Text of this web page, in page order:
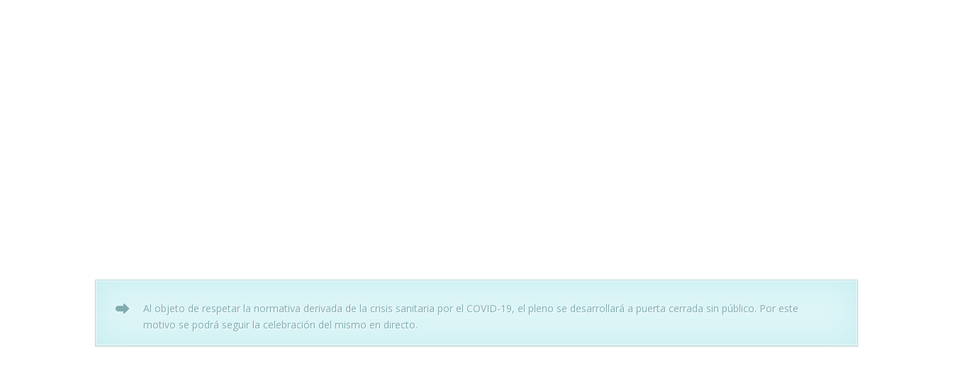
Al objeto de respetar la normativa derivada de la crisis sanitaria por el COVID-19, el pleno se desarrollará a puerta cerrada sin público. Por este
motivo se podrá seguir la celebración del mismo en directo.